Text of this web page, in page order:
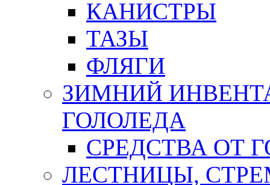
КАНИСТРЫ
ТАЗЫ
ФЛЯГИ
ЗИМНИЙ
ГОЛОЛЕДА
СРЕДСТВА ОТ
ЛЕСТНИЦЫ,